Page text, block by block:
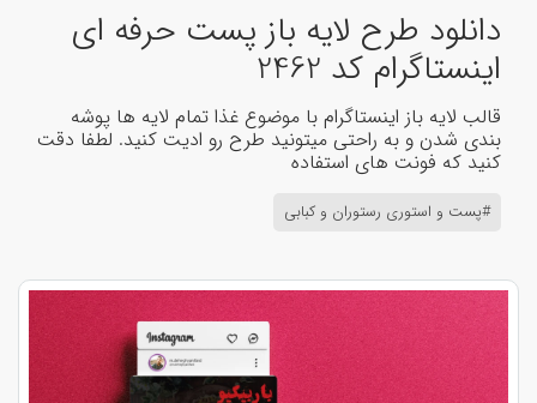
دانلود طرح لایه باز پست حرفه ای
اینستاگرام کد 2462
قالب لایه باز اینستاگرام با موضوع غذا تمام لایه ها پوشه
بندی شدن و به راحتی میتونید طرح رو ادیت کنید. لطفا دقت
کنید که فونت های استفاده
#پست و استوری رستوران و کبابی